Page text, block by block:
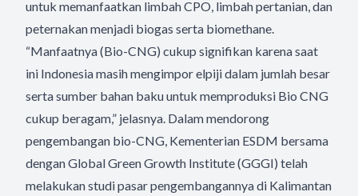
untuk memanfaatkan limbah CPO, limbah pertanian, dan
peternakan menjadi biogas serta biomethane.
“Manfaatnya (Bio-CNG) cukup signifikan karena saat
ini Indonesia masih mengimpor elpiji dalam jumlah besar
serta sumber bahan baku untuk memproduksi Bio CNG
cukup beragam,” jelasnya. Dalam mendorong
pengembangan bio-CNG, Kementerian ESDM bersama
dengan Global Green Growth Institute (GGGI) telah
melakukan studi pasar pengembangannya di Kalimantan